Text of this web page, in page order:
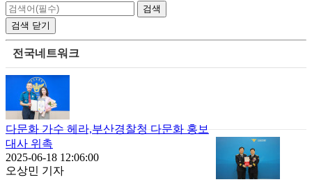
검색 닫기
전국네트워크
다문화 가수 헤라,부산경찰청 다문화 홍보
대사 위촉
2025-06-18 12:06:00
오상민 기자